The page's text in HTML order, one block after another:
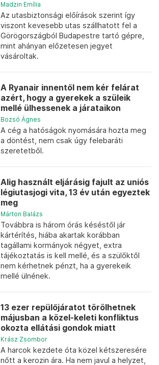
Madzin Emília
Az utasbiztonsági előírások szerint így
viszont kevesebb utas szállhatott fel a
Görögországból Budapestre tartó gépre,
mint ahányan előzetesen jegyet
vásároltak.
A Ryanair innentől nem kér felárat
azért, hogy a gyerekek a szüleik
mellé ülhessenek a járataikon
Bozsó Ágnes
A cég a hatóságok nyomására hozta meg
a döntést, nem csak úgy felebaráti
szeretetből.
Alig használt eljárásig fajult az uniós
légiutasjogi vita, 13 év után egyeztek
meg
Márton Balázs
Továbbra is három órás késéstől jár
kártérítés, hiába akartak korábban
tagállami kormányok négyet, extra
tájékoztatás is kell mellé, és a szülőktől
nem kérhetnek pénzt, ha a gyerekeik
mellé ülnének.
13 ezer repülőjáratot törölhetnek
májusban a közel-keleti konfliktus
okozta ellátási gondok miatt
Krász Zsombor
A harcok kezdete óta közel kétszeresére
nőtt a kerozin ára. Ha nem javul a helyzet,